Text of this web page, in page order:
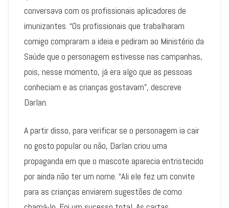
conversava com os profissionais aplicadores de
imunizantes. “Os profissionais que trabalharam
comigo compraram a ideia e pediram ao Ministério da
Saúde que o personagem estivesse nas campanhas,
pois, nesse momento, já era algo que as pessoas
conheciam e as crianças gostavam”, descreve
Darlan.
A partir disso, para verificar se o personagem ia cair
no gosto popular ou não, Darlan criou uma
propaganda em que o mascote aparecia entristecido
por ainda não ter um nome. “Ali ele fez um convite
para as crianças enviarem sugestões de como